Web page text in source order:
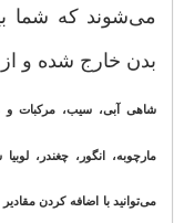
می‌شوند که شما
بدن خارج شده و
شاهی آبی، سیب، مرکبات
مارچوبه، انگور، چغندر،
می‌توانید با اضافه کردن